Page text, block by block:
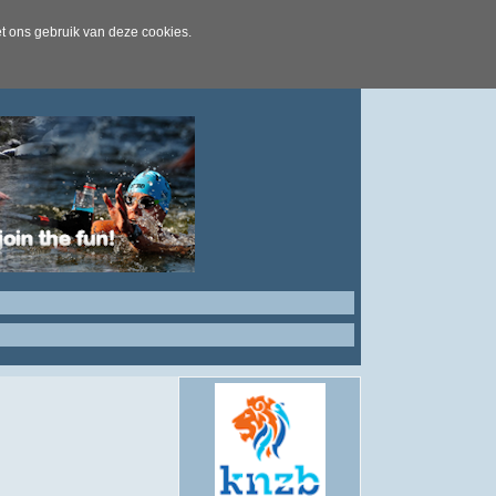
ons gebruik van deze cookies.